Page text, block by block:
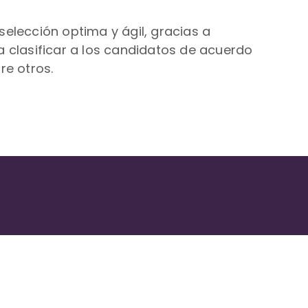
optima y ágil, gracias a
clasificar a los candidatos de acuerdo
otros.